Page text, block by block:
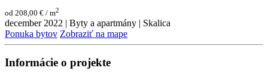
od 208,00 € / m2
december 2022 | Byty a apartmány | Skalica
Ponuka bytov Zobraziť na mape
Informácie o projekte